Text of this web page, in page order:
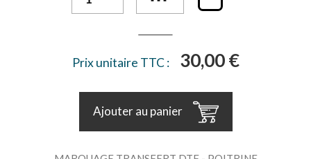
Prix unitaire TTC : 30,00 €
Ajouter au panier